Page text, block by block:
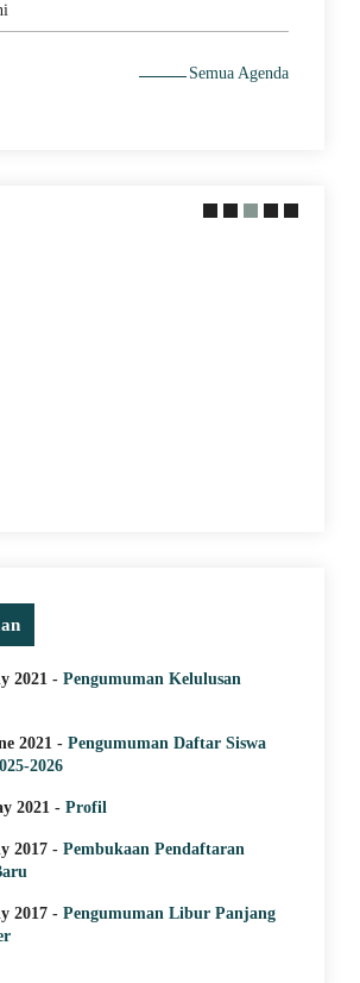
Semua Agenda
2021 - Pengumuman Kelulusan
2021 - Pengumuman Daftar Siswa
2026
2021 - Profil
2017 - Pembukaan Pendaftaran
2017 - Pengumuman Libur Panjang